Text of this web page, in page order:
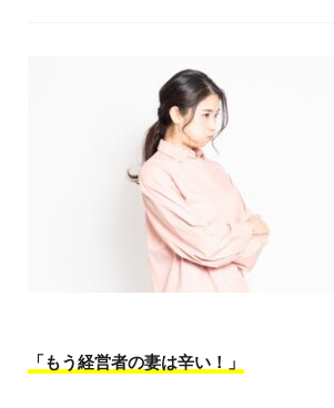
「もう経営者の妻は辛い！」